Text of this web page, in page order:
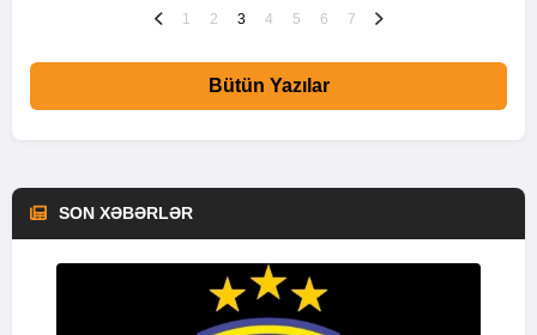
1 2 3 4 5 6 7
Bütün Yazılar
SON XƏBƏRLƏR